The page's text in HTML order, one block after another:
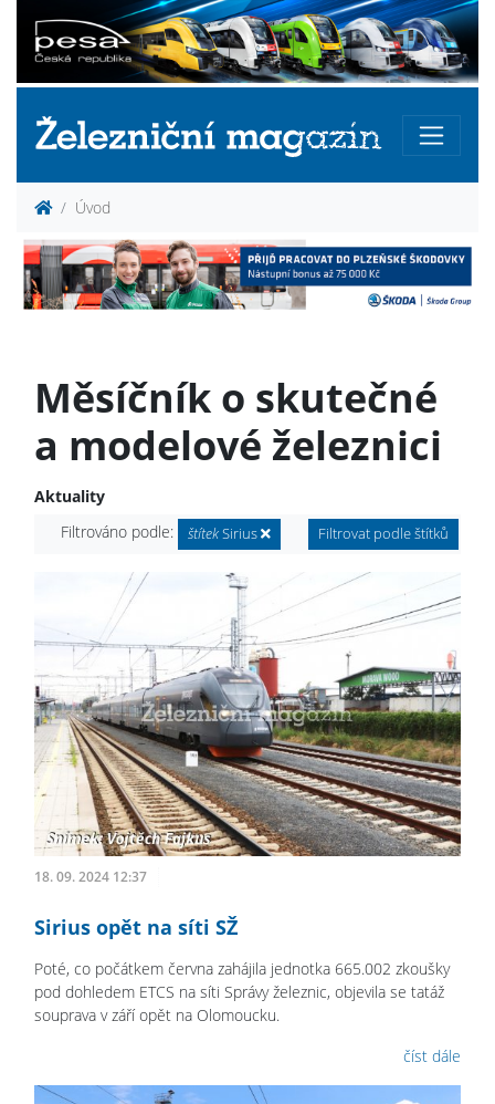
Úvod
Měsíčník o skutečné
a modelové železnici
Aktuality
Filtrováno podle:
štítekSirius Filtrovat podle štítků
18. 09. 2024 12:37
Sirius opět na síti SŽ
Poté, co počátkem června zahájila jednotka 665.002 zkoušky
pod dohledem ETCS na síti Správy železnic, objevila se tatáž
souprava v září opět na Olomoucku.
číst dále